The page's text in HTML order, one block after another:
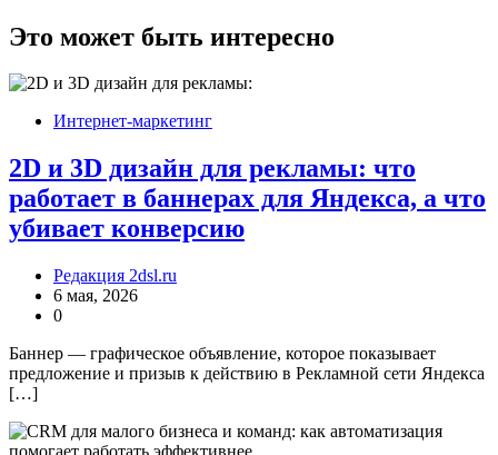
Это может быть интересно
Интернет-маркетинг
2D и 3D дизайн для рекламы: что
работает в баннерах для Яндекса, а что
убивает конверсию
Редакция 2dsl.ru
6 мая, 2026
0
Баннер — графическое объявление, которое показывает
предложение и призыв к действию в Рекламной сети Яндекса
[…]